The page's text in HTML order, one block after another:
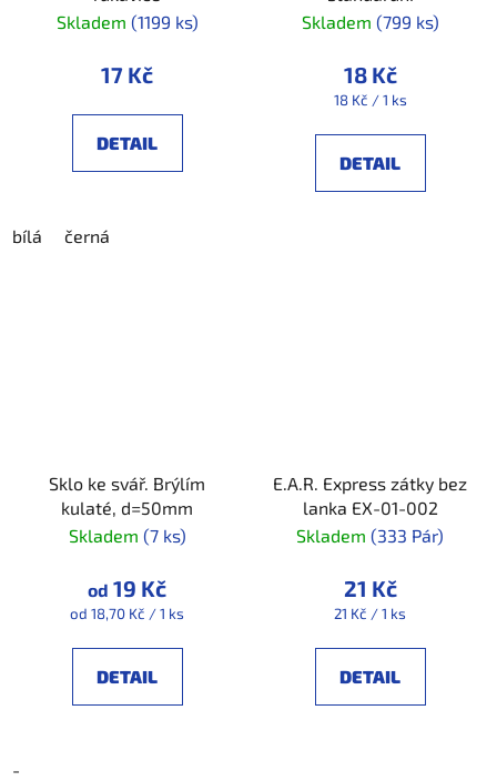
Skladem (1199 ks)
17 Kč
DETAIL
bílá černá
Skladem (799 ks)
18 Kč
Měrná
18 Kč / 1 ks
DETAIL
Sklo ke svář. Brýlím
kulaté, d=50mm
Skladem (7 ks)
od 19 Kč
Měrná
od 18,70 Kč / 1 ks
DETAIL
-
E.A.R. Express zátky bez
lanka EX-01-002
Skladem (333 Pár)
21 Kč
Měrná
21 Kč / 1 ks
DETAIL